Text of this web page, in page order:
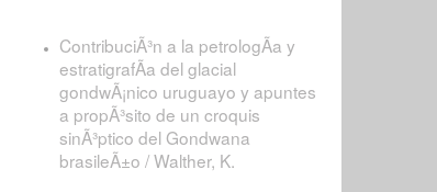
ContribuciÃ³n a la petrologÃ­a y
estratigrafÃ­a del glacial
gondwÃ¡nico uruguayo y apuntes
a propÃ³sito de un croquis
sinÃ³ptico del Gondwana
brasileÃ±o / Walther, K.